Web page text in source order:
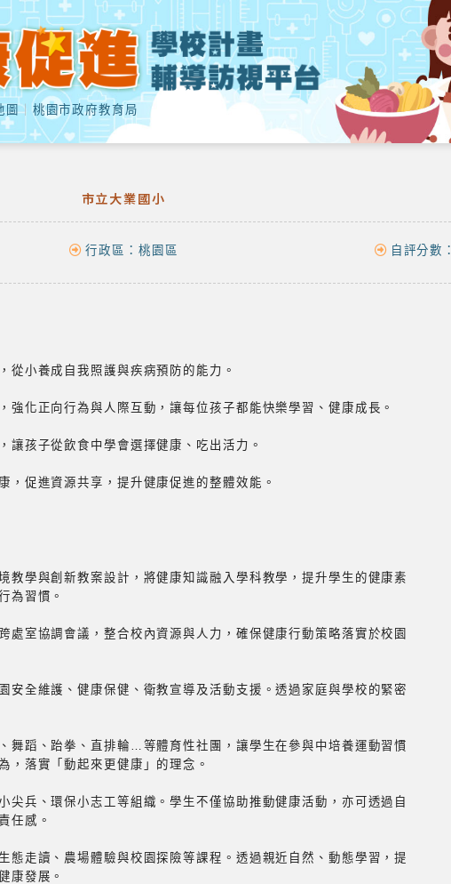
圖｜ 桃園市政府教育局
市立大業國小
行政區： 桃園區 自評分數：
從小養成自我照護與疾病預防的能力。
化正向行為與人際互動，讓每位孩子都能快樂學習、健康成長。
讓孩子從飲食中學會選擇健康、吃出活力。
，促進資源共享，提升健康促進的整體效能。
教學與創新教案設計，將健康知識融入學科教學，提升學生的健康素
為習慣。
室協調會議，整合校內資源與人力，確保健康行動策略落實於校園
安全維護、健康保健、衛教宣導及活動支援。透過家庭與學校的緊密
舞蹈、跆拳、直排輪…等體育性社團，讓學生在參與中培養運動習慣
，落實「動起來更健康」的理念。
兵、環保小志工等組織。學生不僅協助推動健康活動，亦可透過自
任感。
態走讀、農場體驗與校園探險等課程。透過親近自然、動態學習，提
康發展。